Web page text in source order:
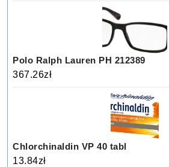
Polo Ralph Lauren PH 212389
367.26zł
Chlorchinaldin VP 40 tabl
13.84zł